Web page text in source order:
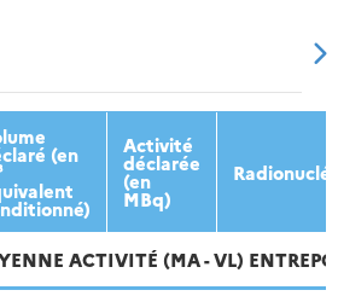
2015 2016
(en Activité
déclarée
(en
MBq)
ACTIVITÉ (MA - VL)